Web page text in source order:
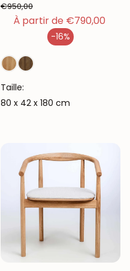
À partir de €790,00
-16%
Prix en solde
Prix habituel
€950,00
Taille:
80 x 42 x 180 cm